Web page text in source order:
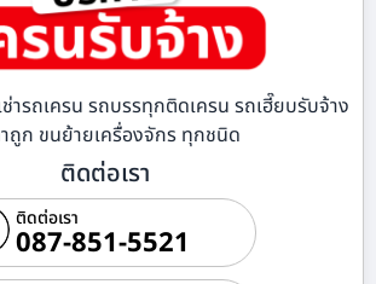
ช่ารถเครน รถบรรทุกติดเครน รถเฮี๊ยบรับจ้าง
ถูก ขนย้ายเครื่องจักร ทุกชนิด
ติดต่อเรา
ติดต่อเรา
087-851-5521